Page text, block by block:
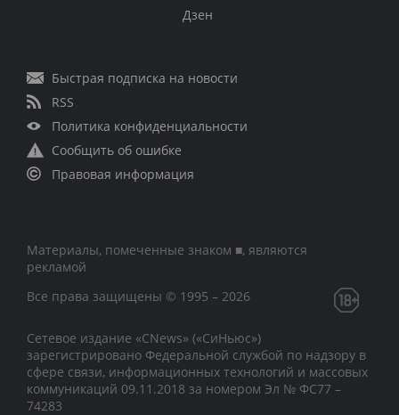
Дзен
Быстрая подписка на новости
RSS
Политика конфиденциальности
Сообщить об ошибке
Правовая информация
Материалы, помеченные знаком ■, являются
рекламой
Все права защищены © 1995 – 2026
Сетевое издание «CNews» («СиНьюс»)
зарегистрировано Федеральной службой по надзору в
сфере связи, информационных технологий и массовых
коммуникаций 09.11.2018 за номером Эл № ФС77 –
74283